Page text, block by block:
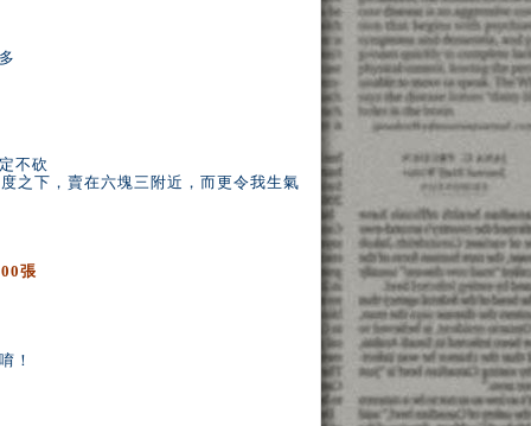
不砍
之下，賣在六塊三附近，而更令我生氣
張
！